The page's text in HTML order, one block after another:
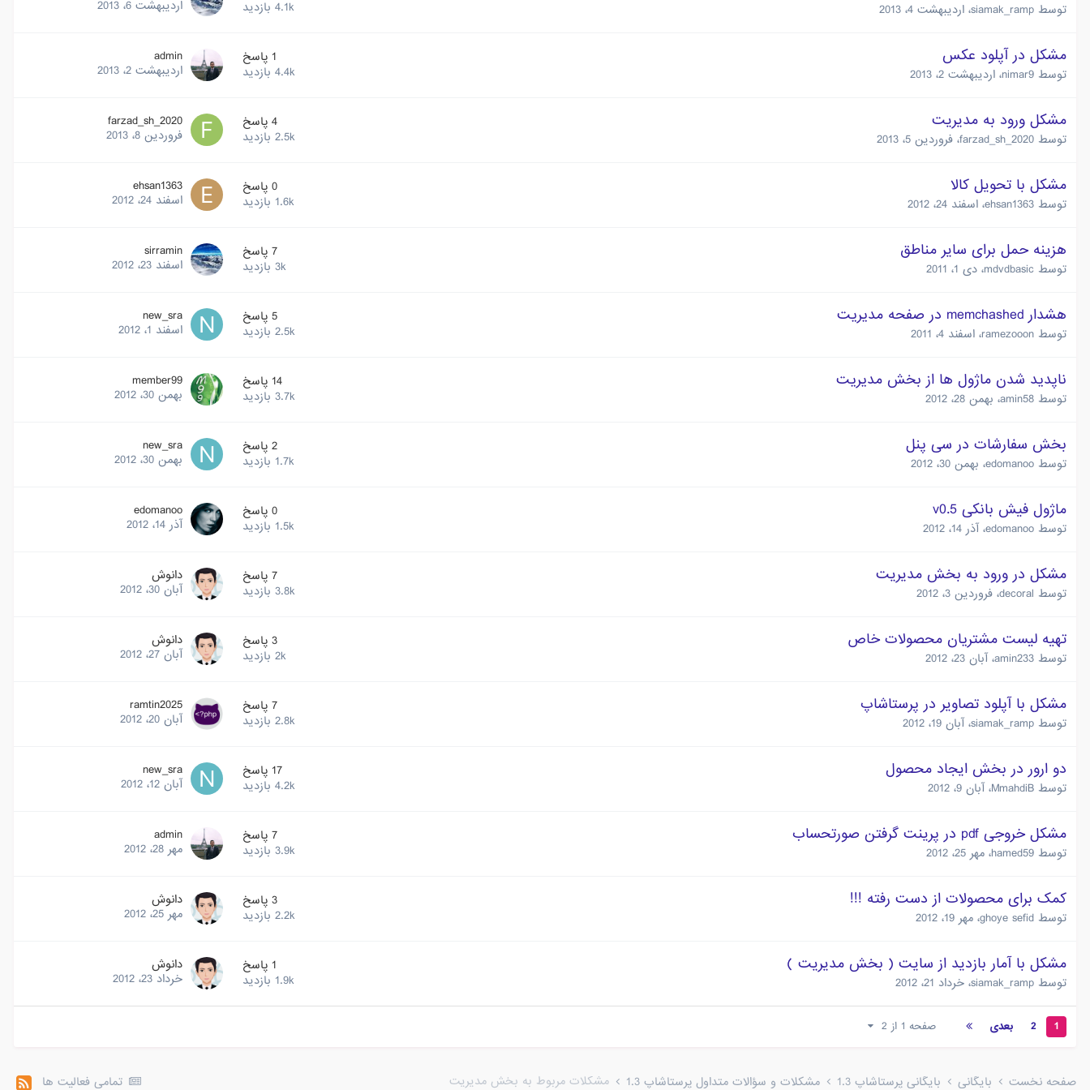
توسط siamak_ramp، اردیبهشت 4، 2013
4.1k بازدید اردیبهشت 6، 2013
مشکل در آپلود عکس
توسط nimar9، اردیبهشت 2، 2013
1 پاسخ
4.4k بازدید
admin
اردیبهشت 2، 2013
مشکل ورود به مدیریت
توسط farzad_sh_2020، فروردین 5، 2013
4 پاسخ
2.5k بازدید
farzad_sh_2020
فروردین 8، 2013
مشکل با تحویل کالا
توسط ehsan1363، اسفند 24، 2012
0 پاسخ
1.6k بازدید
ehsan1363
اسفند 24، 2012
هزینه حمل برای سایر مناطق
توسط mdvdbasic، دی 1، 2011
7 پاسخ
3k بازدید
sirramin
اسفند 23، 2012
هشدار memchashed در صفحه مديريت
توسط ramezooon، اسفند 4، 2011
5 پاسخ
2.5k بازدید
new_sra
اسفند 1، 2012
ناپديد شدن ماژول ها از بخش مديريت
توسط amin58، بهمن 28، 2012
14 پاسخ
3.7k بازدید
member99
بهمن 30، 2012
بخش سفارشات در سی پنل
توسط edomanoo، بهمن 30، 2012
2 پاسخ
1.7k بازدید
new_sra
بهمن 30، 2012
ماژول فیش بانکی v0.5
توسط edomanoo،آذر 14، 2012
0 پاسخ
1.5k بازدید
edomanoo
آذر 14، 2012
مشکل در ورود به بخش مدیریت
توسط decoral، فروردین 3، 2012
7 پاسخ
3.8k بازدید
دانوش
آبان 30، 2012
تهيه ليست مشتريان محصولات خاص
توسط amin233،آبان 23، 2012
3 پاسخ
2k بازدید
دانوش
آبان 27، 2012
مشکل با آپلود تصاویر در پرستاشاپ
توسط siamak_ramp،آبان 19، 2012
7 پاسخ
2.8k بازدید
ramtin2025
آبان 20، 2012
دو ارور در بخش ایجاد محصول
توسط MmahdiB،آبان 9، 2012
17 پاسخ
4.2k بازدید
new_sra
آبان 12، 2012
مشکل خروجی pdf در پرینت گرفتن صورتحساب
توسط hamed59، مهر 25، 2012
7 پاسخ
3.9k بازدید
admin
مهر 28، 2012
کمک برای محصولات از دست رفته !!!
توسط ghoye sefid، مهر 19، 2012
3 پاسخ
2.2k بازدید
دانوش
مهر 25، 2012
مشکل با آمار بازدید از سایت ( بخش مدیریت )
توسط siamak_ramp، خرداد 21، 2012
1 پاسخ
1.9k بازدید
دانوش
خرداد 23، 2012
1
2 بعدی صفحه 1 از 2
تمامی فعالیت ها صفحه نخست بایگانی بایگانی پرستاشاپ 1.3 مشکلات و سؤالات متداول پرستاشاپ 1.3 مشکلات مربوط به بخش مدیریت